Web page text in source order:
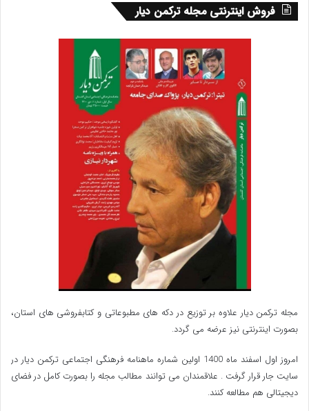
تاکید مقام معظم رهبری نمایندگان در کنار دولت هستند.
کمک خواهند کرد. برای وزرا دو نفر موافق و دو نفر
مخالف صحبت می کند دو نفری که برای مخالف حرف
می زنند در مخالفت با دولت نیست در واقع تقویت
وزیران است. اگر دولت کارامدی روی کار بیاید نمایندگان
در کنارش خواهند بود مجمع نمایندگان گلستان همه
اعتقاد دارند در کنار دولت باشند.ما می خواهیم که
دولت پروژه های بزرگ را اجرا کند.
معمولا که دولت ها عوض میشود نگاهها و برنامه ها و
پروژه ها نیز عوض می شود. ما می خواهیم که پروژه
های آب شیرین کن، آشوراده ، پتروشیمی، منطقه آزاد را
فروش اینترنتی مجله ترکمن دیار
مجله ترکمن دیار علاوه بر توزیع در دکه های مطبوعاتی و کتابفروشی های استان،
بصورت اینترنتی نیز عرضه می گردد.‌
امروز اول اسفند ماه 1400 اولین شماره ماهنامه فرهنگی اجتماعی ترکمن دیار در
سایت جار قرار گرفت . علاقمندان می توانند مطالب مجله را بصورت کامل در فضای
دیجیتالی هم مطالعه کنند.